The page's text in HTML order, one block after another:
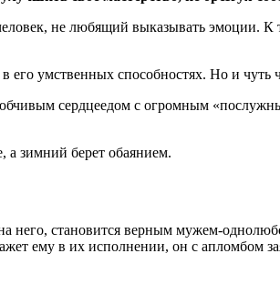
не любящий выказывать эмоции. К
его умственных способностях. Но и
сердцеедом с огромным
зимний берет обаянием.
него, становится верным мужем-
ему в их исполнении, он с апломбом